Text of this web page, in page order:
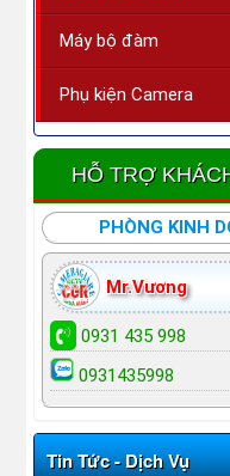
Máy bộ đàm
Phụ kiện Camera
HỖ TRỢ
PHÒNG KINH
Mr.Vương
0931 435 998
0931435998
Tin Tức - Dịch Vụ